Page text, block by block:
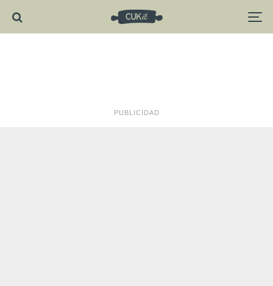
PUBLICIDAD